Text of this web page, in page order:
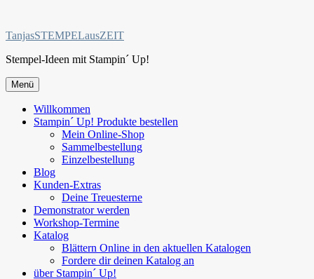
springen
TanjasSTEMPELausZEIT
Stempel-Ideen mit Stampin´ Up!
Menü
Willkommen
Stampin´ Up! Produkte bestellen
Mein Online-Shop
Sammelbestellung
Einzelbestellung
Blog
Kunden-Extras
Deine Treuesterne
Demonstrator werden
Workshop-Termine
Katalog
Blättern Online in den aktuellen Katalogen
Fordere dir deinen Katalog an
über Stampin´ Up!